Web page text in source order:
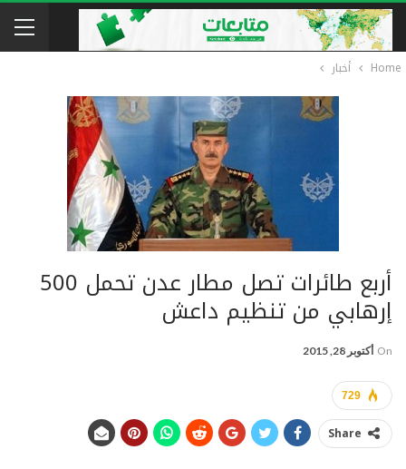
Home أخبار
أربع طائرات تصل مطار عدن تحمل 500
إرهابي من تنظيم داعش
On أكتوبر 28, 2015
729
Share